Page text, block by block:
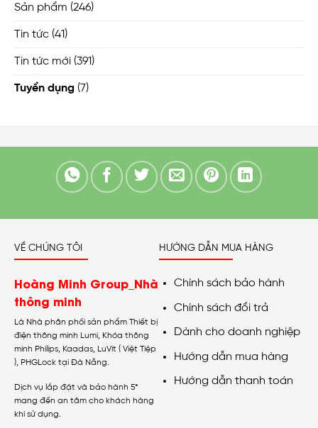
Sản phẩm (246)
Tin tức (41)
Tin tức mới (391)
Tuyển dụng (7)
VỀ CHÚNG TÔI
Hoàng Minh Group_Nhà
thông minh
Là Nhà phân phối sản phẩm Thiết bị
điện thông minh Lumi, Khóa thông
minh Philips, Kaadas, LuVit ( Việt Tiệp
), PHGLock tại Đà Nẵng.
Dịch vụ lắp đặt và bảo hành 5*
mang đến an tâm cho khách hàng
khi sử dụng.
HƯỚNG DẪN MUA HÀNG
Chính sách bảo hành
Chính sách đổi trả
Dành cho doanh nghiệp
Hướng dẫn mua hàng
Hướng dẫn thanh toán